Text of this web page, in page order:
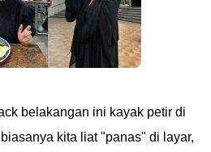
belakangan ini kayak petir di
kita liat "panas" di layar,